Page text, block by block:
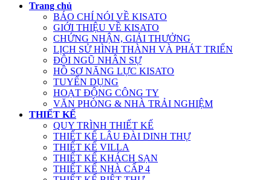
Trang chủ
BÁO CHÍ NÓI VỀ KISATO
GIỚI THIỆU VỀ KISATO
CHỨNG NHẬN, GIẢI THƯỞNG
LỊCH SỬ HÌNH THÀNH VÀ PHÁT TRIỂN
ĐỘI NGŨ NHÂN SỰ
HỒ SƠ NĂNG LỰC KISATO
TUYỂN DỤNG
HOẠT ĐỘNG CÔNG TY
VĂN PHÒNG & NHÀ TRẢI NGHIỆM
THIẾT KẾ
QUY TRÌNH THIẾT KẾ
THIẾT KẾ LÂU ĐÀI DINH THỰ
THIẾT KẾ VILLA
THIẾT KẾ KHÁCH SẠN
THIẾT KẾ NHÀ CẤP 4